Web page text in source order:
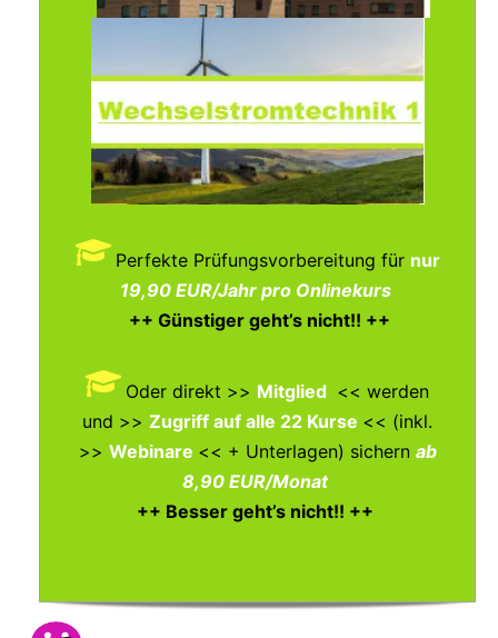
Perfekte Prüfungsvorbereitung für nur
19,90 EUR/Jahr pro Onlinekurs
++ Günstiger geht’s nicht!! ++
Oder direkt >> Mitglied << werden
und >> Zugriff auf alle 22 Kurse << (inkl.
>> Webinare << + Unterlagen) sichern ab
8,90 EUR/Monat
++ Besser geht’s nicht!! ++